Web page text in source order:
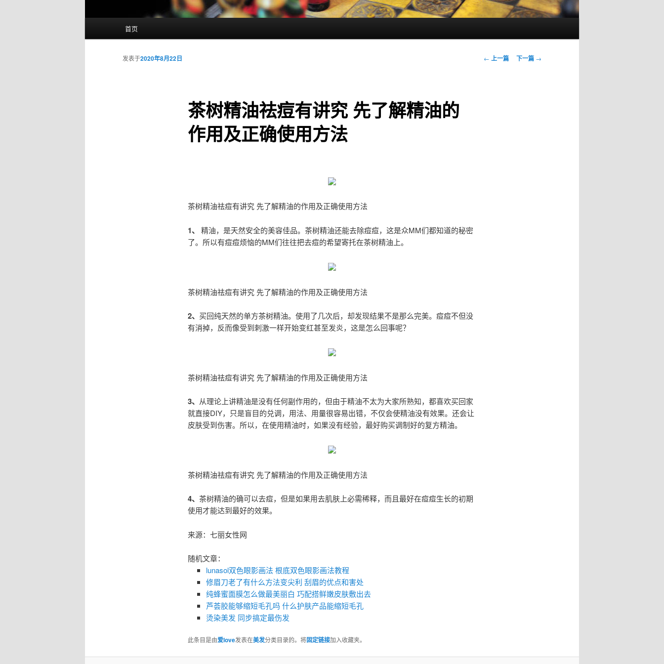
首页
文
← 上一篇 下一篇 →
茶树精油祛痘有讲究 先了解精油的
作用及正确使用方法
发表于2020年8月22日
茶树精油祛痘有讲究 先了解精油的作用及正确使用方法
1、
精油，是天然安全的美容佳品。茶树精油还能去除痘痘，这是众MM们都知道的秘密
了。所以有痘痘烦恼的MM们往往把去痘的希望寄托在茶树精油上。
茶树精油祛痘有讲究 先了解精油的作用及正确使用方法
2、 买回纯天然的单方茶树精油。使用了几次后，却发现结果不是那么完美。痘痘不但没
有消掉，反而像受到刺激一样开始变红甚至发炎，这是怎么回事呢？
茶树精油祛痘有讲究 先了解精油的作用及正确使用方法
3、 从理论上讲精油是没有任何副作用的，但由于精油不太为大家所熟知，都喜欢买回家
就直接DIY，只是盲目的兑调，用法、用量很容易出错，不仅会使精油没有效果。还会让
皮肤受到伤害。所以，在使用精油时，如果没有经验，最好购买调制好的复方精油。
茶树精油祛痘有讲究 先了解精油的作用及正确使用方法
4、 茶树精油的确可以去痘，但是如果用去肌肤上必需稀释，而且最好在痘痘生长的初期
使用才能达到最好的效果。
来源：七丽女性网
随机文章：
lunasol双色眼影画法 根底双色眼影画法教程
修眉刀老了有什么方法变尖利 刮眉的优点和害处
纯蜂蜜面膜怎么做最美丽白 巧配搭鲜嫩皮肤敷出去
芦荟胶能够缩短毛孔吗 什么护肤产品能缩短毛孔
烫染美发 同步搞定最伤发
此条目是由爱love发表在美发分类目录的。将固定链接加入收藏夹。